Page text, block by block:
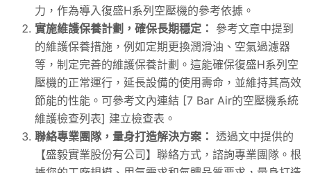
力，作為導入復盛H系列空壓機的參考依據。
實施維護保養計劃，確保長期穩定： 參考文章中提到
的維護保養措施，例如定期更換潤滑油、空氣過濾器
等，制定完善的維護保養計劃。這能確保復盛H系列空
壓機的正常運行，延長設備的使用壽命，並維持其高效
節能的性能。可參考文內連結 [7 Bar Air的空壓機系統
維護檢查列表] 建立檢查表。
聯絡專業團隊，量身打造解決方案： 透過文中提供的
【盛毅實業股份有公司】聯絡方式，諮詢專業團隊。根